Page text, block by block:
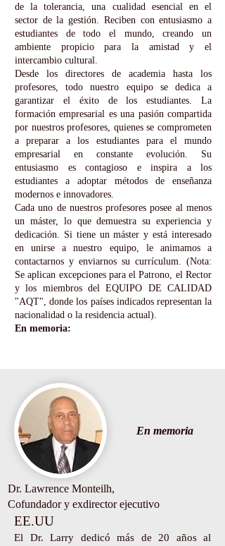
de la tolerancia, una cualidad esencial en el
sector de la gestión. Reciben con entusiasmo a
estudiantes de todo el mundo, creando un
ambiente propicio para la amistad y el
intercambio cultural.
Desde los directores de academia hasta los
profesores, todo nuestro equipo se dedica a
garantizar el éxito de los estudiantes. La
formación empresarial es una pasión compartida
por nuestros profesores, quienes se comprometen
a preparar a los estudiantes para el mundo
empresarial en constante evolución. Su
entusiasmo es contagioso e inspira a los
estudiantes a adoptar métodos de enseñanza
modernos e innovadores.
Cada uno de nuestros profesores posee al menos
un máster, lo que demuestra su experiencia y
dedicación. Si tiene un máster y está interesado
en unirse a nuestro equipo, le animamos a
contactarnos y enviarnos su currículum. (Nota:
Se aplican excepciones para el Patrono, el Rector
y los miembros del EQUIPO DE CALIDAD
"AQT", donde los países indicados representan la
nacionalidad o la residencia actual).
En memoria:
En memoria
Dr. Lawrence Monteilh,
Cofundador y exdirector ejecutivo
EE.UU
El Dr. Larry dedicó más de 20 años al